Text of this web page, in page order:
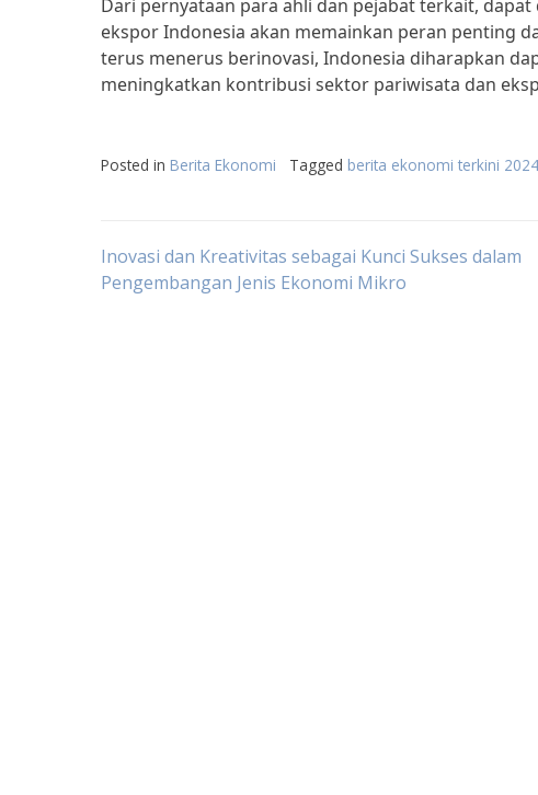
Dari pernyataan para ahli dan pejabat terkait,
ekspor Indonesia akan memainkan peran penting
terus menerus berinovasi, Indonesia diharapkan
meningkatkan kontribusi sektor pariwisata dan
Posted in Berita Ekonomi Tagged berita ekonomi terkini 2024
Post
Inovasi dan Kreativitas sebagai Kunci Sukses dalam
Pengembangan Jenis Ekonomi Mikro